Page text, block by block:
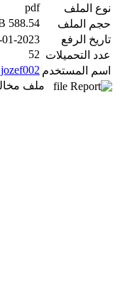
نوع الملف
pdf
حجم الملف
588.54 KB
تاريخ الرفع
14-01-2023
عدد التحميلات 52
اسم المستخدم jozef002
ملف